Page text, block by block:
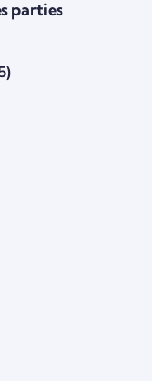
parties